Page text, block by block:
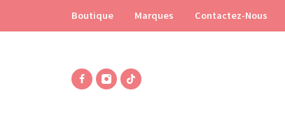
Boutique Marques Contactez-Nous